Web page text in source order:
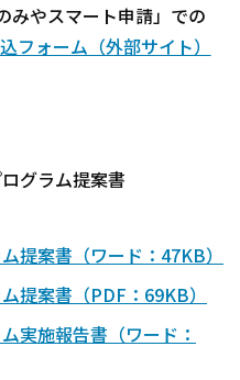
みやスマート申請」での
フォーム（外部サイト）
ラム提案書
提案書（ワード：47KB）
提案書（PDF：69KB）
実施報告書（ワード：